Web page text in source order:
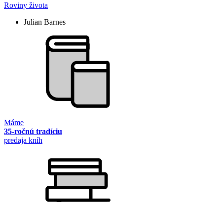
Roviny života
Julian Barnes
Máme
35-ročnú tradíciu
predaja kníh